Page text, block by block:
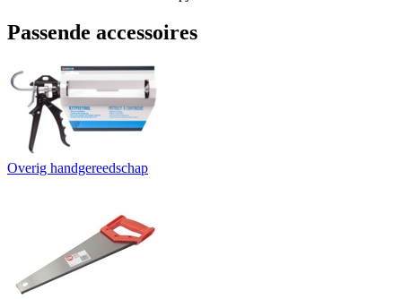
Passende accessoires
Overig handgereedschap